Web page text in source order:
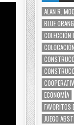
ALAN R.
BLUE
COLECCIÓN
ECONOMÍA
FAVORITOS
JUEGO